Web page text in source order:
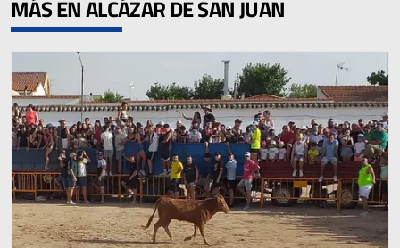
MÁS EN ALCÁZAR DE SAN JUAN